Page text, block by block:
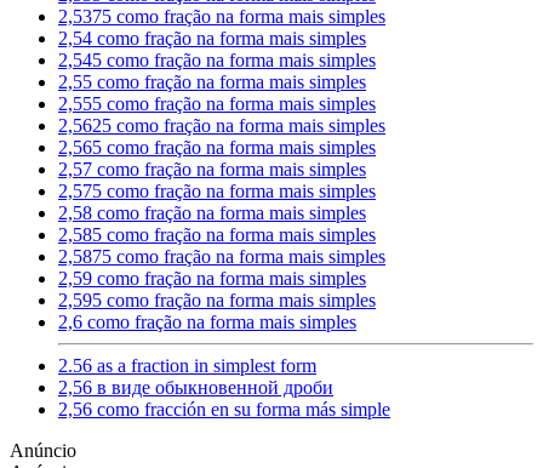
2,5375 como fração na forma mais simples
2,54 como fração na forma mais simples
2,545 como fração na forma mais simples
2,55 como fração na forma mais simples
2,555 como fração na forma mais simples
2,5625 como fração na forma mais simples
2,565 como fração na forma mais simples
2,57 como fração na forma mais simples
2,575 como fração na forma mais simples
2,58 como fração na forma mais simples
2,585 como fração na forma mais simples
2,5875 como fração na forma mais simples
2,59 como fração na forma mais simples
2,595 como fração na forma mais simples
2,6 como fração na forma mais simples
2.56 as a fraction in simplest form
2,56 в виде обыкновенной дроби
2,56 como fracción en su forma más simple